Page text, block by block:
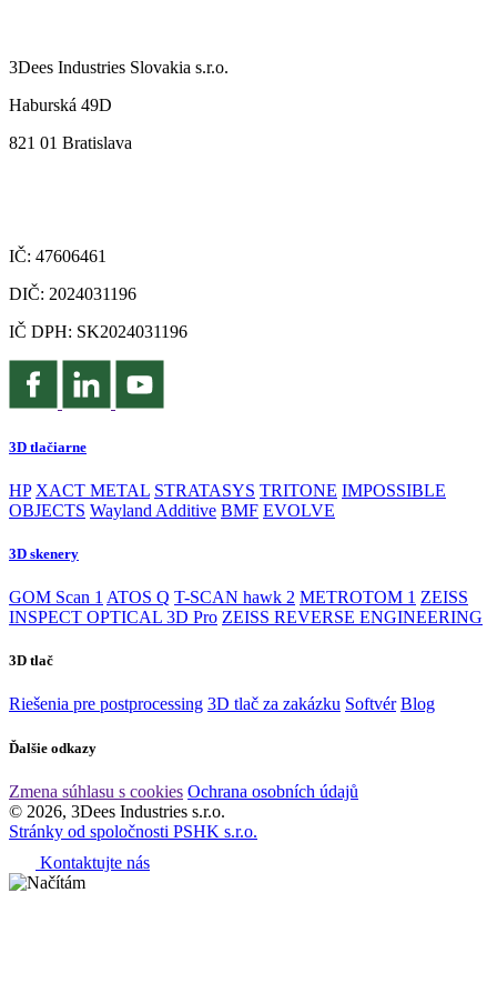
3Dees Industries Slovakia s.r.o.
Haburská 49D
821 01 Bratislava
IČ: 47606461
DIČ: 2024031196
IČ DPH: SK2024031196
3D tlačiarne
HP XACT METAL STRATASYS TRITONE IMPOSSIBLE
OBJECTS Wayland Additive BMF EVOLVE
3D skenery
GOM Scan 1 ATOS Q T-SCAN hawk 2 METROTOM 1 ZEISS
INSPECT OPTICAL 3D Pro ZEISS REVERSE ENGINEERING
3D tlač
Riešenia pre postprocessing 3D tlač za zakázku Softvér Blog
Ďalšie odkazy
Zmena súhlasu s cookies Ochrana osobních údajů
© 2026, 3Dees Industries s.r.o.
Stránky od spoločnosti PSHK s.r.o.
Kontaktujte nás